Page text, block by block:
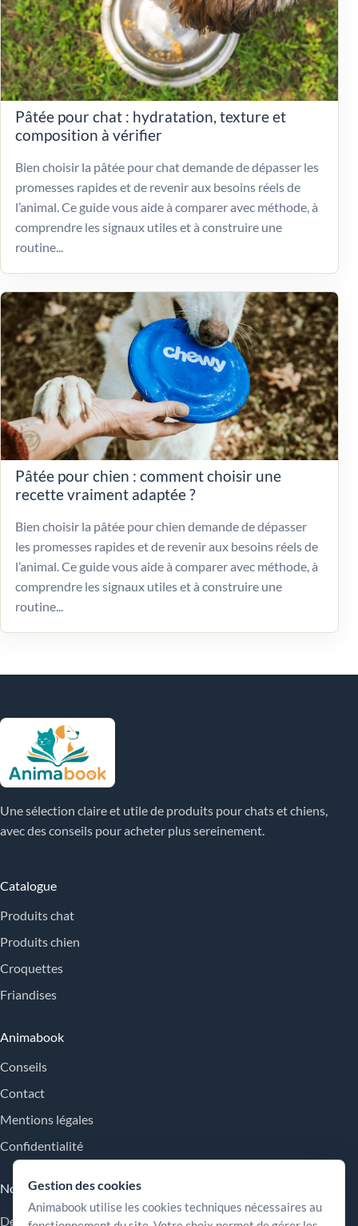
Pâtée pour chat : hydratation, texture et
composition à vérifier
Bien choisir la pâtée pour chat demande de dépasser les
promesses rapides et de revenir aux besoins réels de
l’animal. Ce guide vous aide à comparer avec méthode, à
comprendre les signaux utiles et à construire une
routine...
Pâtée pour chien : comment choisir une
recette vraiment adaptée ?
Bien choisir la pâtée pour chien demande de dépasser
les promesses rapides et de revenir aux besoins réels de
l’animal. Ce guide vous aide à comparer avec méthode, à
comprendre les signaux utiles et à construire une
routine...
Une sélection claire et utile de produits pour chats et chiens,
avec des conseils pour acheter plus sereinement.
Catalogue
Produits chat
Produits chien
Croquettes
Friandises
Animabook
Conseils
Contact
Mentions légales
Confidentialité
Nos engagements
Des repères simples pour comparer les offres, comprendre les
Gestion des cookies
Animabook utilise les cookies techniques nécessaires au